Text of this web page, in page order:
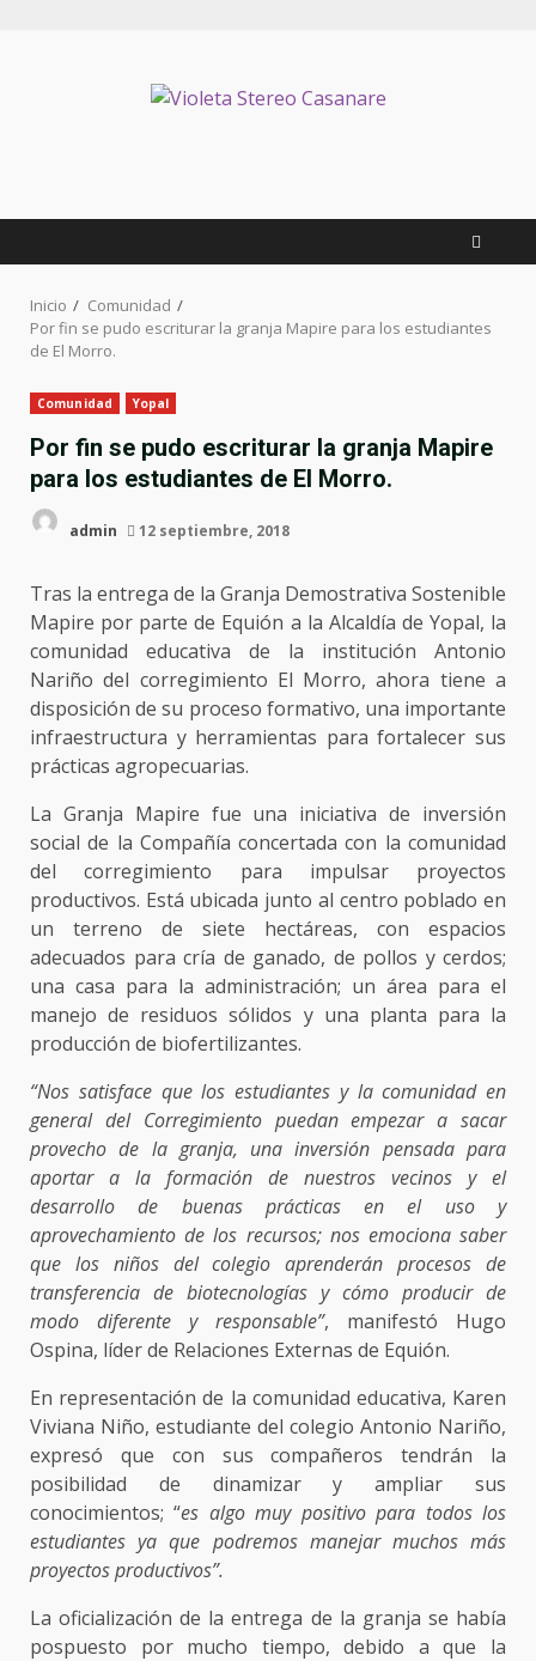
Inicio
Comunidad
Por fin se pudo escriturar la granja Mapire para los estudiantes
de El Morro.
Comunidad Yopal
Por fin se pudo escriturar la granja Mapire
para los estudiantes de El Morro.
admin 12 septiembre, 2018
Tras la entrega de la Granja Demostrativa Sostenible
Mapire por parte de Equión a la Alcaldía de Yopal, la
comunidad educativa de la institución Antonio
Nariño del corregimiento El Morro, ahora tiene a
disposición de su proceso formativo, una importante
infraestructura y herramientas para fortalecer sus
prácticas agropecuarias.
La Granja Mapire fue una iniciativa de inversión
social de la Compañía concertada con la comunidad
del corregimiento para impulsar proyectos
productivos. Está ubicada junto al centro poblado en
un terreno de siete hectáreas, con espacios
adecuados para cría de ganado, de pollos y cerdos;
una casa para la administración; un área para el
manejo de residuos sólidos y una planta para la
producción de biofertilizantes.
“Nos satisface que los estudiantes y la comunidad en
general del Corregimiento puedan empezar a sacar
provecho de la granja, una inversión pensada para
aportar a la formación de nuestros vecinos y el
desarrollo de buenas prácticas en el uso y
aprovechamiento de los recursos; nos emociona saber
que los niños del colegio aprenderán procesos de
transferencia de biotecnologías y cómo producir de
modo diferente y responsable”, manifestó Hugo
Ospina, líder de Relaciones Externas de Equión.
En representación de la comunidad educativa, Karen
Viviana Niño, estudiante del colegio Antonio Nariño,
expresó que con sus compañeros tendrán la
posibilidad de dinamizar y ampliar sus
conocimientos; “es algo muy positivo para todos los
estudiantes ya que podremos manejar muchos más
proyectos productivos”.
La oficialización de la entrega de la granja se había
pospuesto por mucho tiempo, debido a que la